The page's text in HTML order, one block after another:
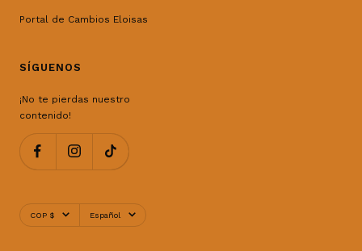
Portal de Cambios Eloisas
SÍGUENOS
¡No te pierdas nuestro
contenido!
Moneda
COP $ Idioma
Español